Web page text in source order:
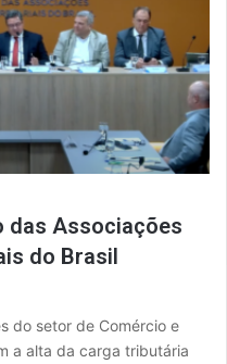
das Associações
do Brasil
do setor de Comércio e
a alta da carga tributária